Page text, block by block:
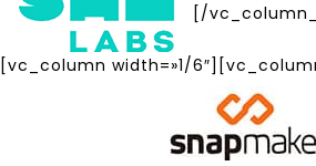
[/
[vc_column width=»1/